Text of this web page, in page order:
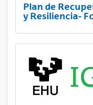
Plan de
y Resiliencia-